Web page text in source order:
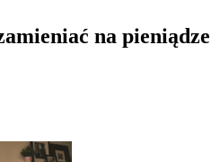
na pieniądze